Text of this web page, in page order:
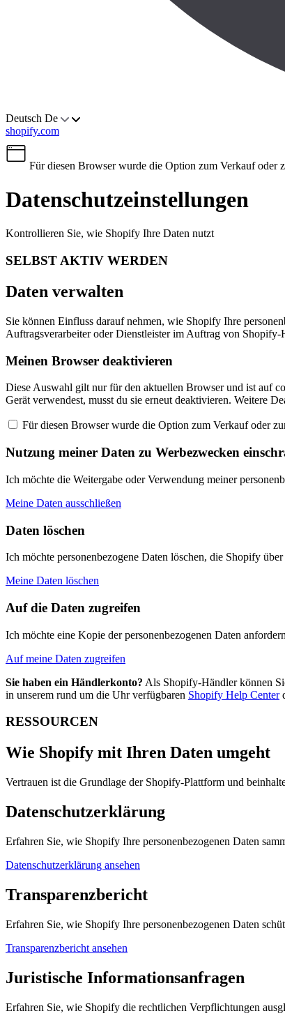
Deutsch De
shopify.com
Für diesen Browser wurde die Option zum Verkauf oder
Datenschutzeinstellungen
Kontrollieren Sie, wie Shopify Ihre Daten nutzt
SELBST AKTIV WERDEN
Daten verwalten
Sie können Einfluss darauf nehmen, wie Shopify Ihre
Auftragsverarbeiter oder Dienstleister im Auftrag von
Meinen Browser deaktivieren
Diese Auswahl gilt nur für den aktuellen Browser und ist auf
Gerät verwendest, musst du sie erneut deaktivieren. Weitere
Für diesen Browser wurde die Option zum Verkauf oder
Nutzung meiner Daten zu Werbezwecken
Ich möchte die Weitergabe oder Verwendung meiner
Meine Daten ausschließen
Daten löschen
Ich möchte personenbezogene Daten löschen, die Shopify
Meine Daten löschen
Auf die Daten zugreifen
Ich möchte eine Kopie der personenbezogenen Daten
Auf meine Daten zugreifen
Sie haben ein Händlerkonto? Als Shopify-Händler können
in unserem rund um die Uhr verfügbaren Shopify Help Center
RESSOURCEN
Wie Shopify mit Ihren Daten umgeht
Vertrauen ist die Grundlage der Shopify-Plattform und
Datenschutzerklärung
Erfahren Sie, wie Shopify Ihre personenbezogenen Daten
Datenschutzerklärung ansehen
Transparenzbericht
Erfahren Sie, wie Shopify Ihre personenbezogenen Daten
Transparenzbericht ansehen
Juristische Informationsanfragen
Erfahren Sie, wie Shopify die rechtlichen Verpflichtungen